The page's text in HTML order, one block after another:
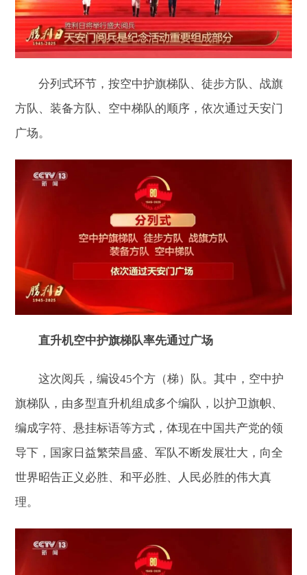
分列式环节，按空中护旗梯队、徒步方队、战旗
方队、装备方队、空中梯队的顺序，依次通过天安门
广场。
直升机空中护旗梯队率先通过广场
这次阅兵，编设45个方（梯）队。其中，空中护
旗梯队，由多型直升机组成多个编队，以护卫旗帜、
编成字符、悬挂标语等方式，体现在中国共产党的领
导下，国家日益繁荣昌盛、军队不断发展壮大，向全
世界昭告正义必胜、和平必胜、人民必胜的伟大真
理。